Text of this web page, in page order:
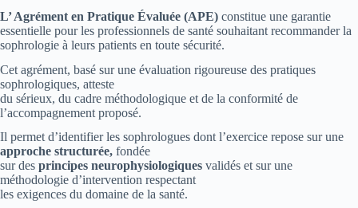
L’ Agrément en Pratique Évaluée (APE) constitue une garantie
essentielle pour les professionnels de santé souhaitant recommander la
sophrologie à leurs patients en toute sécurité.
Cet agrément, basé sur une évaluation rigoureuse des pratiques
sophrologiques, atteste
du sérieux, du cadre méthodologique et de la conformité de
l’accompagnement proposé.
Il permet d’identifier les sophrologues dont l’exercice repose sur une
approche structurée, fondée
sur des principes neurophysiologiques validés et sur une
méthodologie d’intervention respectant
les exigences du domaine de la santé.